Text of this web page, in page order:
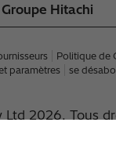
Groupe Hitachi
Politique de
paramètres
se
2026. Tous